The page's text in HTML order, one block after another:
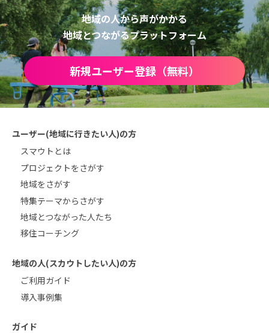
地域の人から声がかかる
地域とつながるプラットフォーム
新規ユーザー登録（無料）
ユーザー(地域に行きたい人)の方
スマウトとは
プロジェクトをさがす
地域をさがす
特集テーマからさがす
地域とつながった人たち
移住コーチング
地域の人(スカウトしたい人)の方
ご利用ガイド
導入事例集
ガイド